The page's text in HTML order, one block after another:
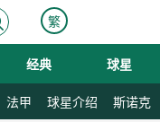
繁
经典 球星
法甲 球星介绍 斯诺克